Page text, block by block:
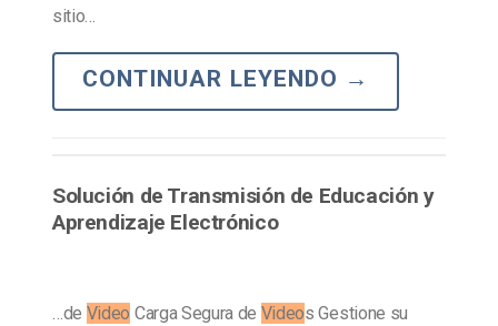
sitio…
CONTINUAR LEYENDO →
Solución de Transmisión de Educación y
Aprendizaje Electrónico
…de Video Carga Segura de Videos Gestione su